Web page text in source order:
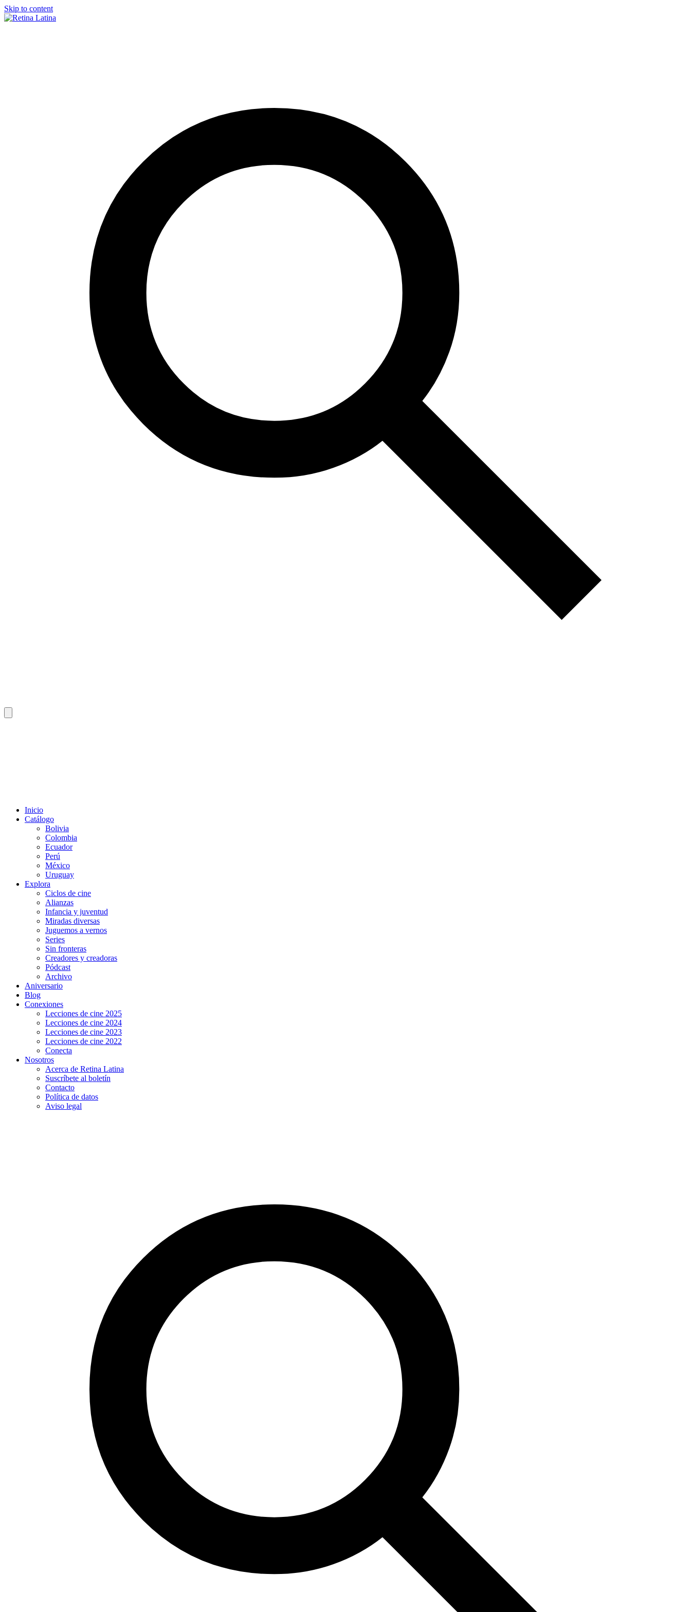
Skip to content
Inicio
Catálogo
Bolivia
Colombia
Ecuador
Perú
México
Uruguay
Explora
Ciclos de cine
Alianzas
Infancia y juventud
Miradas diversas
Juguemos a vernos
Series
Sin fronteras
Creadores y creadoras
Pódcast
Archivo
Aniversario
Blog
Conexiones
Lecciones de cine 2025
Lecciones de cine 2024
Lecciones de cine 2023
Lecciones de cine 2022
Conecta
Nosotros
Acerca de Retina Latina
Suscríbete al boletín
Contacto
Política de datos
Aviso legal